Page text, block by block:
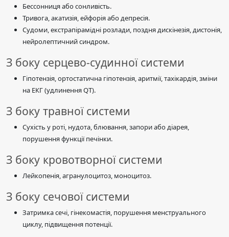
Бессонниця або сонливість.
Тривога, акатизія, ейфорія або депресія.
Судоми, екстрапірамідні розлади, поздня дискінезія, дистонія,
нейролептичний синдром.
З боку серцево-судинної системи
Гіпотензія, ортостатична гіпотензія, аритмії, тахікардія, зміни
на ЕКГ (удлинення QT).
З боку травної системи
Сухість у роті, нудота, блювання, запори або діарея,
порушення функції печінки.
З боку кровотворної системи
Лейкопенія, агранулоцитоз, моноцитоз.
З боку сечової системи
Затримка сечі, гінекомастія, порушення менструального
циклу, підвищення потенції.